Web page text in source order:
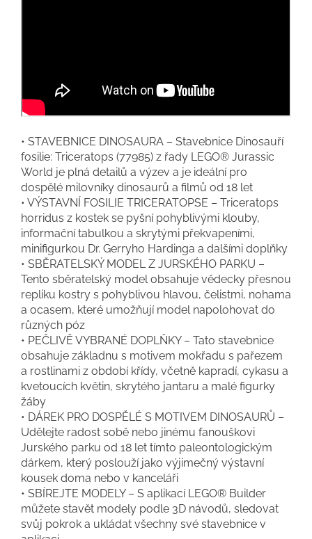
• STAVEBNICE DINOSAURA – Stavebnice Dinosauří
fosilie: Triceratops (77985) z řady LEGO® Jurassic
World je plná detailů a výzev a je ideální pro
dospělé milovníky dinosaurů a filmů od 18 let
• VÝSTAVNÍ FOSILIE TRICERATOPSE – Triceratops
horridus z kostek se pyšní pohyblivými klouby,
informační tabulkou a skrytými překvapeními,
minifigurkou Dr. Gerryho Hardinga a dalšími doplňky
• SBĚRATELSKÝ MODEL Z JURSKÉHO PARKU –
Tento sběratelský model obsahuje vědecky přesnou
repliku kostry s pohyblivou hlavou, čelistmi, nohama
a ocasem, které umožňují model napolohovat do
různých póz
• PEČLIVĚ VYBRANÉ DOPLŇKY – Tato stavebnice
obsahuje základnu s motivem mokřadu s pařezem
a rostlinami z období křídy, včetně kapradí, cykasu a
kvetoucích květin, skrytého jantaru a malé figurky
žáby
• DÁREK PRO DOSPĚLÉ S MOTIVEM DINOSAURŮ –
Udělejte radost sobě nebo jinému fanouškovi
Jurského parku od 18 let tímto paleontologickým
dárkem, který poslouží jako výjimečný výstavní
kousek doma nebo v kanceláři
• SBÍREJTE MODELY – S aplikací LEGO® Builder
můžete stavět modely podle 3D návodů, sledovat
svůj pokrok a ukládat všechny své stavebnice v